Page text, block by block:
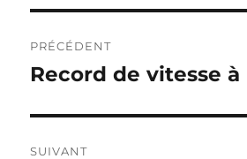
de
PRÉCÉDENT
Publication
Record de vitesse à
SUIVANT